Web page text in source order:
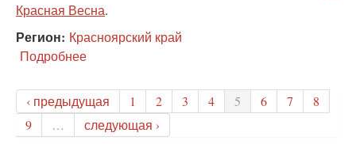
Красная Весна.
Регион: Красноярский край
Подробнее
Красноярске
прошел
пикет
за
‹ предыдущая 1 2 3 4 5 6 7
8
9
… следующая ›